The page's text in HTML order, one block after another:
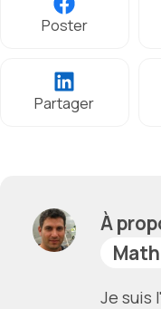
Poster
Partager
À
Je suis